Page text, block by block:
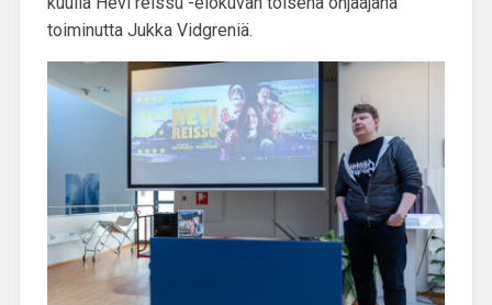
toiminutta Jukka Vidgreniä.